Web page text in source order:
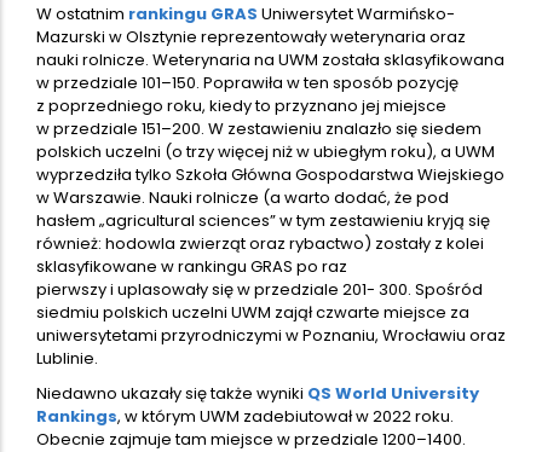
W ostatnim rankingu GRAS Uniwersytet Warmińsko-
Mazurski w Olsztynie reprezentowały weterynaria oraz
nauki rolnicze. Weterynaria na UWM została sklasyfikowana
w przedziale 101–150. Poprawiła w ten sposób pozycję
z poprzedniego roku, kiedy to przyznano jej miejsce
w przedziale 151–200. W zestawieniu znalazło się siedem
polskich uczelni (o trzy więcej niż w ubiegłym roku), a UWM
wyprzedziła tylko Szkoła Główna Gospodarstwa Wiejskiego
w Warszawie. Nauki rolnicze (a warto dodać, że pod
hasłem „agricultural sciences” w tym zestawieniu kryją się
również: hodowla zwierząt oraz rybactwo) zostały z kolei
sklasyfikowane w rankingu GRAS po raz
pierwszy i uplasowały się w przedziale 201- 300. Spośród
siedmiu polskich uczelni UWM zajął czwarte miejsce za
uniwersytetami przyrodniczymi w Poznaniu, Wrocławiu oraz
Lublinie.
Niedawno ukazały się także wyniki QS World University
Rankings, w którym UWM zadebiutował w 2022 roku.
Obecnie zajmuje tam miejsce w przedziale 1200–1400.